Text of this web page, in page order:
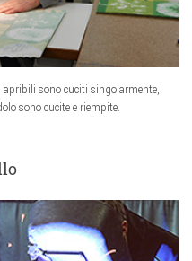
sono cuciti singolarmente,
sono cucite e riempite.